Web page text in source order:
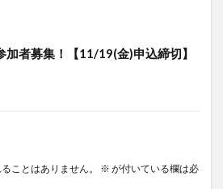
加者募集！【11/19(金)申込締切】
ことはありません。 ※ が付いている欄は必